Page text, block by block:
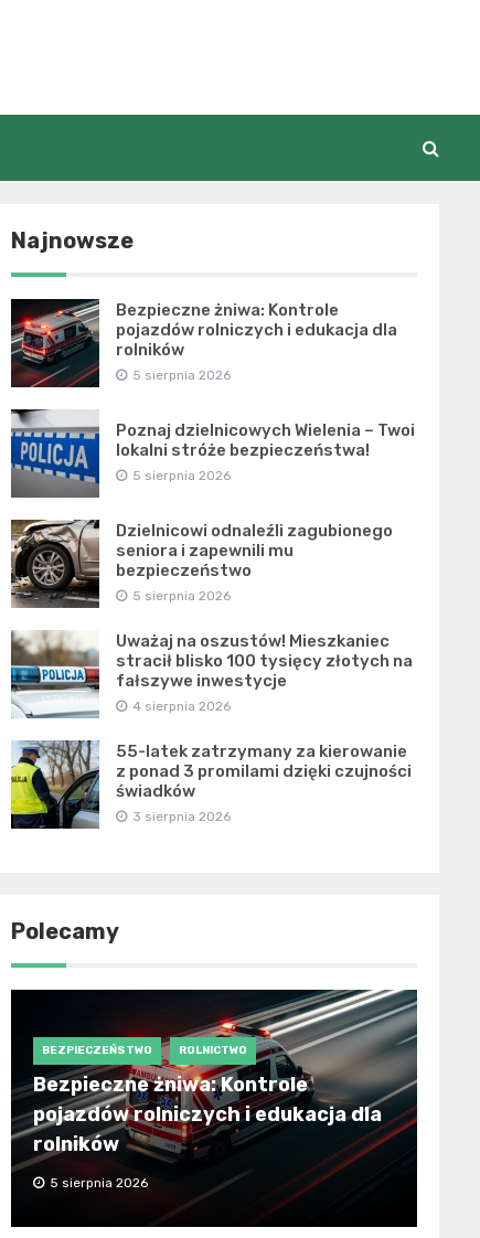
Najnowsze
Bezpieczne żniwa: Kontrole
pojazdów rolniczych i edukacja dla
rolników
5 sierpnia 2026
Poznaj dzielnicowych Wielenia – Twoi
lokalni stróże bezpieczeństwa!
5 sierpnia 2026
Dzielnicowi odnaleźli zagubionego
seniora i zapewnili mu
bezpieczeństwo
5 sierpnia 2026
Uważaj na oszustów! Mieszkaniec
stracił blisko 100 tysięcy złotych na
fałszywe inwestycje
4 sierpnia 2026
55-latek zatrzymany za kierowanie
z ponad 3 promilami dzięki czujności
świadków
3 sierpnia 2026
Polecamy
BEZPIECZEŃSTWO ROLNICTWO
Bezpieczne żniwa: Kontrole
pojazdów rolniczych i edukacja dla
rolników
5 sierpnia 2026